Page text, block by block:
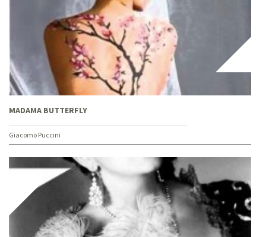
MADAMA BUTTERFLY
Giacomo Puccini